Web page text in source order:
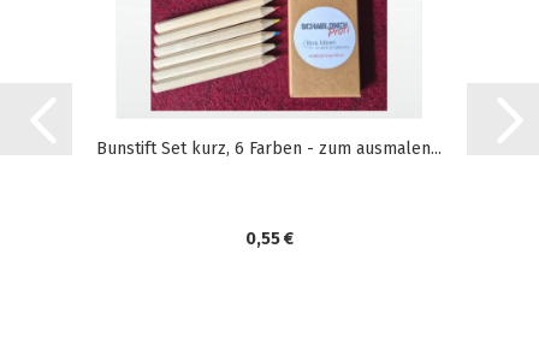
Bunstift Set kurz, 6 Farben - zum ausmalen...
0,55 €